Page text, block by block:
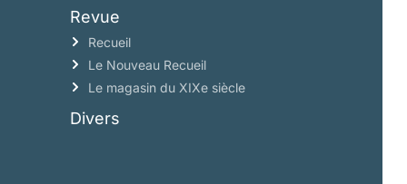
Revue
Recueil
Le Nouveau Recueil
Le magasin du XIXe siècle
Divers